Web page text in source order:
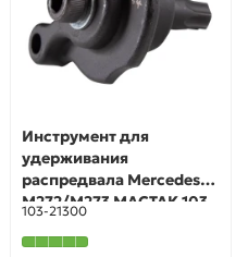
Инструмент для
удерживания
распредвала Mercedes
M272/M273 МАСТАК 103-
21300
103-21300